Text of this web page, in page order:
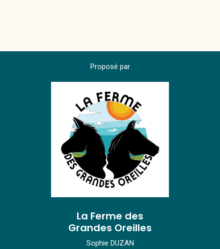
Proposé par
La Ferme des
Grandes Oreilles
Sophie DUZAN